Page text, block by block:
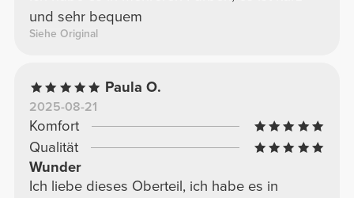
und sehr bequem
Siehe Original
Paula O.
2025-08-21
Komfort
Qualität
Wunder
Ich liebe dieses Oberteil, ich habe es in